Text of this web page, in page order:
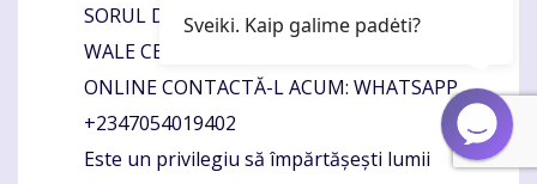
SORUL DIVORCAT CU BUNA AJUTOR A DR
WALE CEL MAI ÎNALT / CEL MAI BUN PSIHIC
ONLINE CONTACTĂ-L ACUM: WHATSAPP
+2347054019402
Este un privilegiu să împărtășești lumii
Sveiki. Kaip galime padėti?